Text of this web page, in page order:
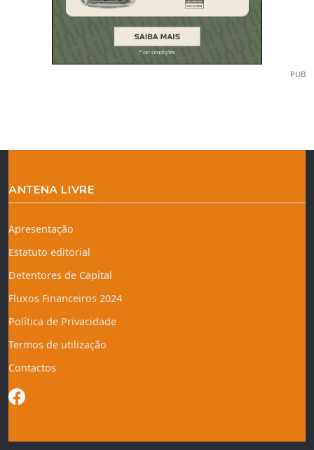
PUB
ANTENA LIVRE
Apresentação
Estatuto editorial
Detentores de Capital
Fluxos Financeiros 2024
Política de Privacidade
Termos de utilização
Contactos